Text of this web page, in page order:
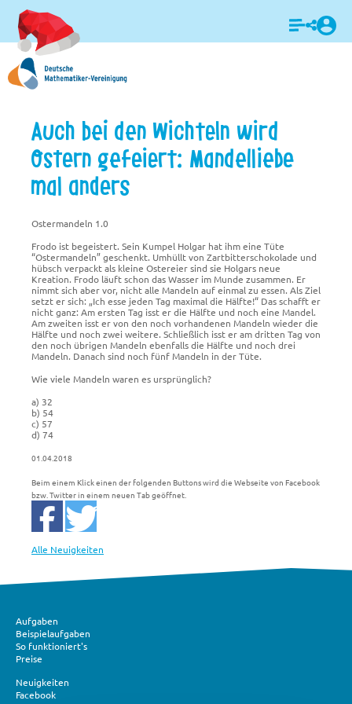
Login
Auch bei den Wichteln wird
Ostern gefeiert: Mandelliebe
mal anders
Ostermandeln 1.0
Frodo ist begeistert. Sein Kumpel Holgar hat ihm eine Tüte
“Ostermandeln” geschenkt. Umhüllt von Zartbitterschokolade und
hübsch verpackt als kleine Ostereier sind sie Holgars neue
Kreation. Frodo läuft schon das Wasser im Munde zusammen. Er
nimmt sich aber vor, nicht alle Mandeln auf einmal zu essen. Als Ziel
setzt er sich: „Ich esse jeden Tag maximal die Hälfte!“ Das schafft er
nicht ganz: Am ersten Tag isst er die Hälfte und noch eine Mandel.
Am zweiten isst er von den noch vorhandenen Mandeln wieder die
Hälfte und noch zwei weitere. Schließlich isst er am dritten Tag von
den noch übrigen Mandeln ebenfalls die Hälfte und noch drei
Mandeln. Danach sind noch fünf Mandeln in der Tüte.
Wie viele Mandeln waren es ursprünglich?
a) 32
b) 54
c) 57
d) 74
01.04.2018
Beim einem Klick einen der folgenden Buttons wird die Webseite von Facebook
bzw. Twitter in einem neuen Tab geöffnet.
Alle Neuigkeiten
Aufgaben
Beispielaufgaben
So funktioniert's
Preise
Neuigkeiten
Facebook